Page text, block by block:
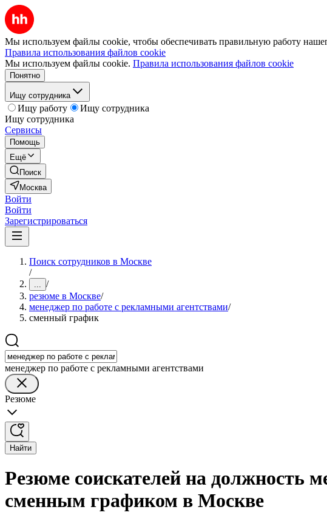
Мы используем файлы cookie, чтобы обеспечивать правильную работу
Правила использования файлов cookie
Мы используем файлы cookie. Правила использования файлов cookie
Понятно
Ищу сотрудника
Ищу работу
Ищу сотрудника
Ищу сотрудника
Сервисы
Помощь
Ещё
Поиск
Москва
Войти
Войти
Зарегистрироваться
Поиск сотрудников в Москве
/
... /
резюме в Москве/
менеджер по работе с рекламными агентствами/
сменный график
менеджер по работе с рекламными агентствами
Резюме
Найти
Резюме соискателей на должность
сменным графиком в Москве